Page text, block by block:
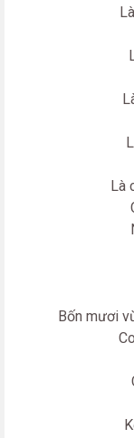
Là
Bốn mươi